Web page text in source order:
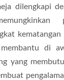
dilengkapi
kematangan
di
yang